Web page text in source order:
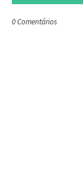
0 Comentários